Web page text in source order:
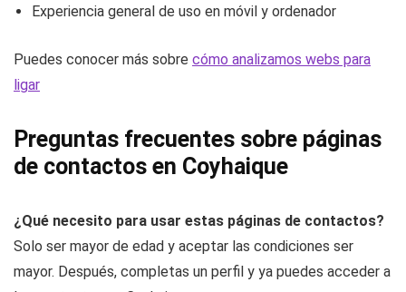
Experiencia general de uso en móvil y ordenador
Puedes conocer más sobre cómo analizamos webs para
ligar
Preguntas frecuentes sobre páginas
de contactos en Coyhaique
¿Qué necesito para usar estas páginas de contactos?
Solo ser mayor de edad y aceptar las condiciones ser
mayor. Después, completas un perfil y ya puedes acceder a